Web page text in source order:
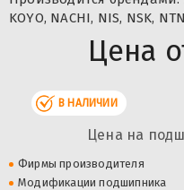
KOYO, NACHI, NIS, NSK,
Цена
В НАЛИЧИИ
Цена на
Фирмы производителя
Модификации подшипника